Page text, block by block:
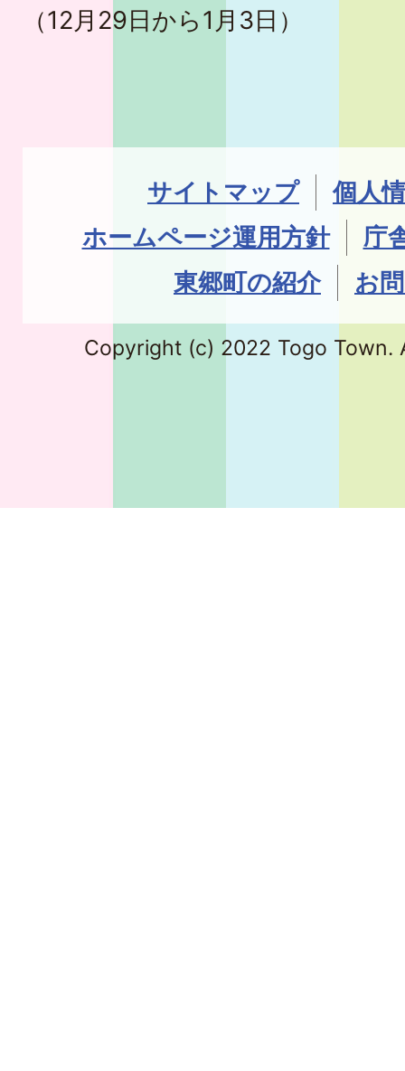
（12月29日から1月3日）
サイトマップ
個人
ホームページ運用方針
庁
東郷町の紹介
お
Copyright (c) 2022 Togo Town.